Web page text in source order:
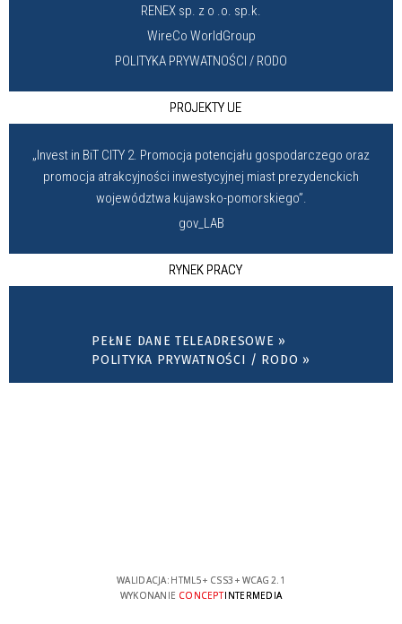
RENEX sp. z o .o. sp.k.
WireCo WorldGroup
POLITYKA PRYWATNOŚCI / RODO
PROJEKTY UE
„Invest in BiT CITY 2. Promocja potencjału gospodarczego oraz
promocja atrakcyjności inwestycyjnej miast prezydenckich
województwa kujawsko-pomorskiego”.
gov_LAB
RYNEK PRACY
PEŁNE DANE TELEADRESOWE »
POLITYKA PRYWATNOŚCI / RODO »
WALIDACJA: HTML5+ CSS3 + WCAG 2.1
WYKONANIE CONCEPTINTERMEDIA